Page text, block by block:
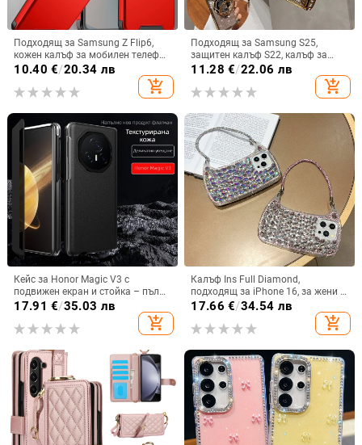
Подходящ за Samsung Z Flip6,
кожен калъф за мобилен телефон
Flip5, твърд двустранен калъф
против падане за Flip7, защитен
калъф Armor
10.40 €/20.34 лв
add_shopping_cart
Подходящ за Samsung S25,
защитен калъф S22, калъф за
мобилен телефон Edge Drill, S24,
прозрачен магнитен държач със
стрази A56, брокат против
11.28 €/22.06 лв
add_shopping_cart
Кейс за Honor Magic V3 с
подвижен екран и стойка – пълна
защита, удароустойчив, против
имитационна кожа, прецизна
17.91 €/35.03 лв
add_shopping_cart
Калъф Ins Full Diamond,
подходящ за iPhone 16, за жени с
14-инчова личност, огледална
рамка с 13 големи отвора и
електролитно покритие, с
17.66 €/34.54 лв
add_shopping_cart